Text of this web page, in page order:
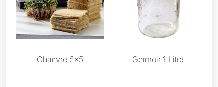
Chanvre 5×5 Germoir 1 Litre